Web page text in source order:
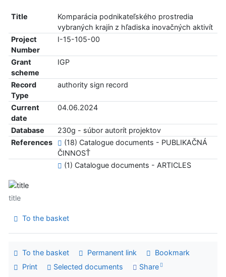
Title
Komparácia podnikateľského prostredia
vybraných krajín z hľadiska inovačných aktivít
Project
Number
I-15-105-00
Grant
scheme
IGP
Record
Type
authority sign record
Current
date
04.06.2024
Database
230g - súbor autorít projektov
References
(18) Catalogue documents - PUBLIKAČNÁ
ČINNOSŤ
(1) Catalogue documents - ARTICLES
title
To the basket
To the basket Permanent link
Bookmark
Print
Selected documents Share